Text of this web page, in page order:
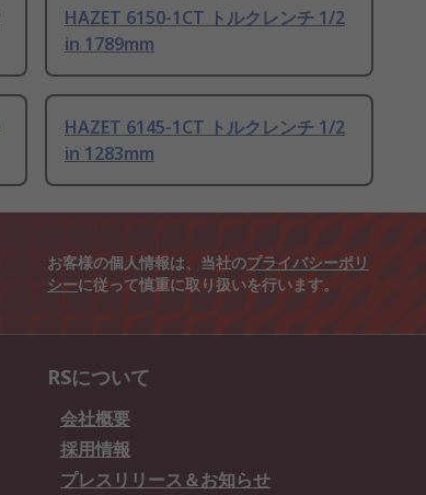
HAZET 6150-1CT トルクレンチ 1/2
in 1789mm
HAZET 6145-1CT トルクレンチ 1/2
in 1283mm
お客様の個人情報は、当社のプライバシーポリ
シーに従って慎重に取り扱いを行います。
RSについて
会社概要
採用情報
プレスリリース＆お知らせ